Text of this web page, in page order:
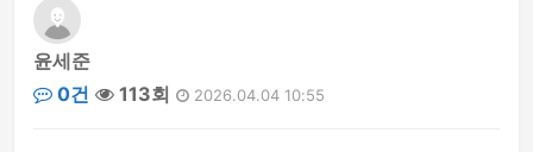
윤세준
0건
113회 2026.04.04 10:55